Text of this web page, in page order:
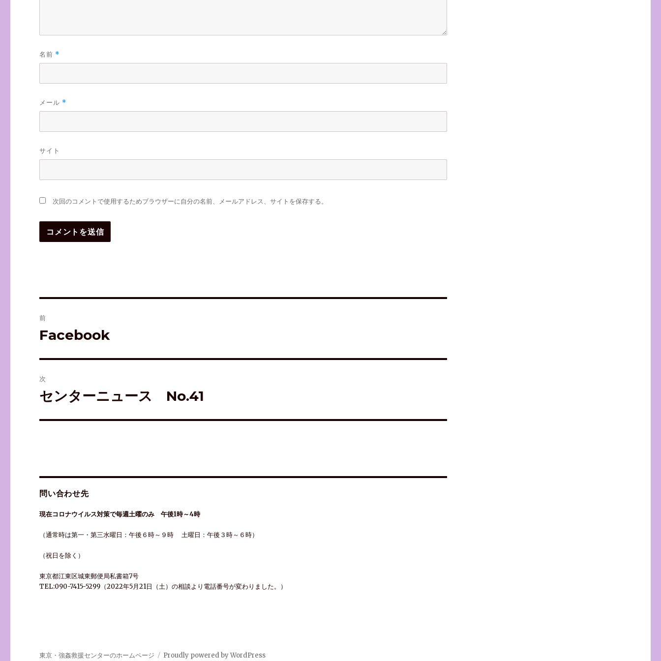
名前 *
メール *
サイト
次回のコメントで使用するためブラウザーに自分の名前、メールアドレス、サイトを保存する。
稿
ゲ
ン
前
前
投
稿:
Facebook
次
次
投
センターニュース No.41
問い合わせ先
現在コロナウイルス対策で毎週土曜のみ 午後1時～4時
（通常時は第一・第三水曜日：午後６時～９時 土曜日：午後３時～６時）
（祝日を除く）
東京都江東区城東郵便局私書箱7号
TEL:090-7415-5299（2022年5月21日（土）の相談より電話番号が変わりました。）
東京・強姦救援センターのホームページ Proudly powered by WordPress